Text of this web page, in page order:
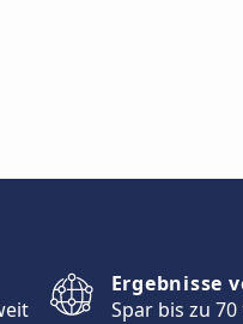
Ergebnisse
Spar bis zu 70